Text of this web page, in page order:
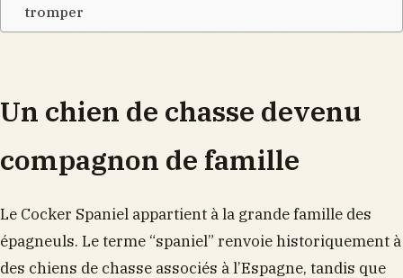
tromper
Un chien de chasse devenu
compagnon de famille
Le Cocker Spaniel appartient à la grande famille des
épagneuls. Le terme “spaniel” renvoie historiquement à
des chiens de chasse associés à l’Espagne, tandis que